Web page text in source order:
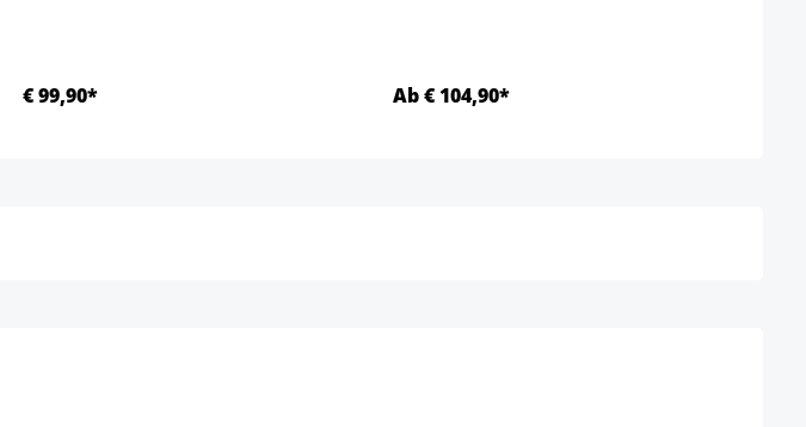
€ 99,90* Ab € 104,90*